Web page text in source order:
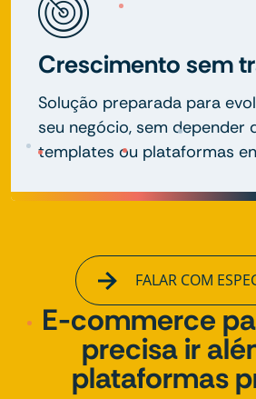
Crescimento sem
Solução preparada para
seu negócio, sem depender
templates ou plataformas
FALAR COM
E-commerce
precisa ir
plataformas